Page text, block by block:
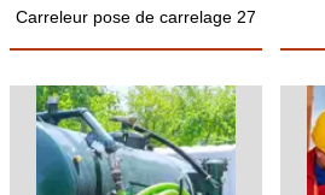
Carreleur pose de carrelage 27